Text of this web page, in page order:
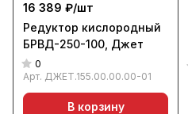
16 389 ₽/шт
Редуктор кислородный
БРВД-250-100, Джет
0
Арт. ДЖЕТ.155.00.00.00-01
В корзину